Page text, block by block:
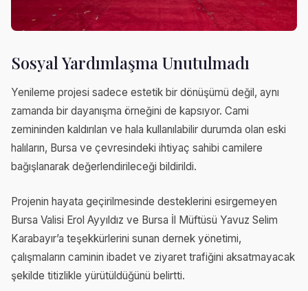
Sosyal Yardımlaşma Unutulmadı
Yenileme projesi sadece estetik bir dönüşümü değil, aynı
zamanda bir dayanışma örneğini de kapsıyor. Cami
zemininden kaldırılan ve hala kullanılabilir durumda olan eski
halıların, Bursa ve çevresindeki ihtiyaç sahibi camilere
bağışlanarak değerlendirileceği bildirildi.
Projenin hayata geçirilmesinde desteklerini esirgemeyen
Bursa Valisi Erol Ayyıldız ve Bursa İl Müftüsü Yavuz Selim
Karabayır’a teşekkürlerini sunan dernek yönetimi,
çalışmaların caminin ibadet ve ziyaret trafiğini aksatmayacak
şekilde titizlikle yürütüldüğünü belirtti.